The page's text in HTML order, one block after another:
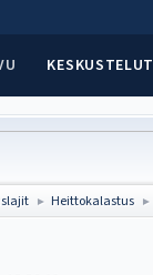
KESKUSTELUT
► Heittokalastus ►